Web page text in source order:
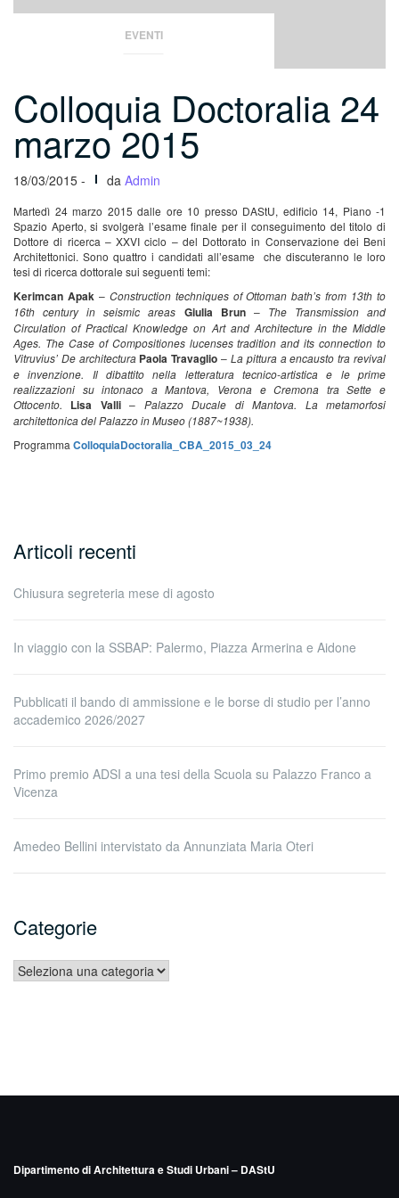
EVENTI
Colloquia Doctoralia 24
marzo 2015
18/03/2015 - da Admin
Martedì 24 marzo 2015 dalle ore 10 presso DAStU, edificio 14, Piano -1
Spazio Aperto, si svolgerà l’esame finale per il conseguimento del titolo di
Dottore di ricerca – XXVI ciclo – del Dottorato in Conservazione dei Beni
Architettonici. Sono quattro i candidati all’esame che discuteranno le loro
tesi di ricerca dottorale sui seguenti temi:
Kerimcan Apak – Construction techniques of Ottoman bath’s from 13th to
16th century in seismic areas Giulia Brun– The Transmission and
Circulation of Practical Knowledge on Art and Architecture in the Middle
Ages. The Case of Compositiones lucenses tradition and its connection to
Vitruvius’ De architectura Paola Travaglio – La pittura a encausto tra revival
e invenzione. Il dibattito nella letteratura tecnico-artistica e le prime
realizzazioni su intonaco a Mantova, Verona e Cremona tra Sette e
Ottocento.
Lisa Valli– Palazzo Ducale di Mantova. La metamorfosi
architettonica del Palazzo in Museo (1887~1938).
Programma ColloquiaDoctoralia_CBA_2015_03_24
Articoli recenti
Chiusura segreteria mese di agosto
In viaggio con la SSBAP: Palermo, Piazza Armerina e Aidone
Pubblicati il bando di ammissione e le borse di studio per l’anno
accademico 2026/2027
Primo premio ADSI a una tesi della Scuola su Palazzo Franco a
Vicenza
Amedeo Bellini intervistato da Annunziata Maria Oteri
Categorie
Categorie
Dipartimento di Architettura e Studi Urbani – DAStU